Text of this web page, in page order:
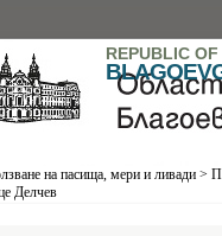
REPUBLIC
на пасища, мери и ливади >
Делчев